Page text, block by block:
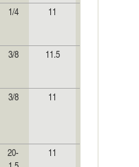
1/4 11
3/8 11.5
3/8 11
20-
11